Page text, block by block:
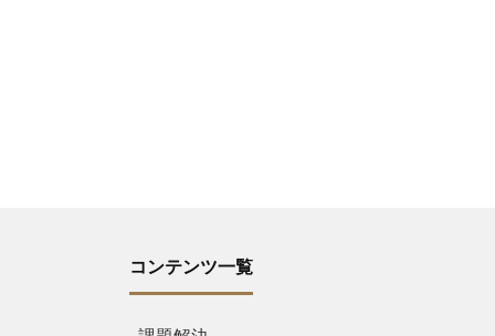
コンテンツ一覧